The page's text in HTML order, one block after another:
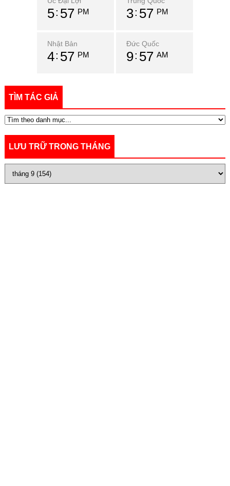
5 57 PM 3 57 PM
Nhật Bản
4 57 PM
Đức Quốc
9 57 AM
TÌM TÁC GIẢ
LƯU TRỮ TRONG THÁNG